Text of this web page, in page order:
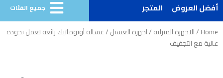
أفضل العروض المتجر جميع الفئات
Home
/الاجهزة المنزلية /اجهزة الغسيل / غسالة أوتوماتيك رائعة تعمل بجودة
عالية مع التجفيف